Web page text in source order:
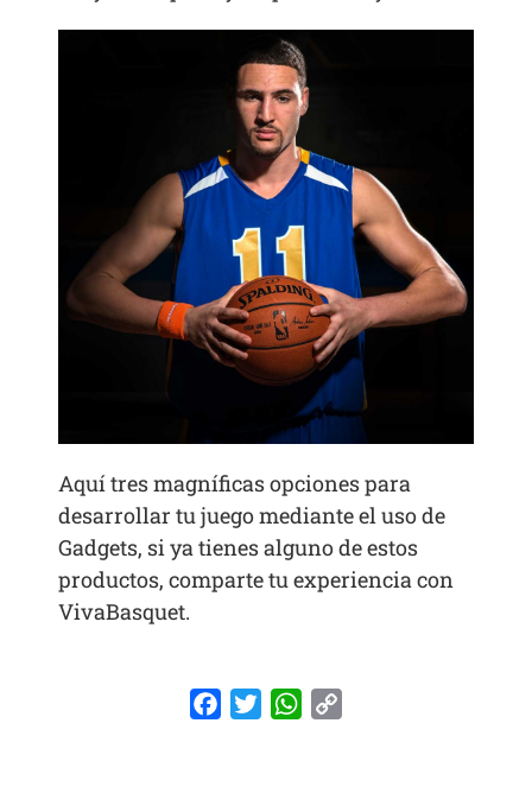
Aquí tres magníficas opciones para
desarrollar tu juego mediante el uso de
Gadgets, si ya tienes alguno de estos
productos, comparte tu experiencia con
VivaBasquet.
FacebookTwitterWhatsApp